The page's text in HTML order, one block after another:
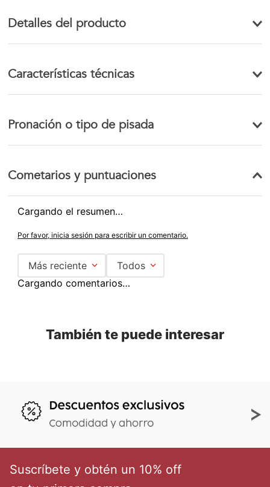
Detalles del producto
Características técnicas
Pronación o tipo de pisada
Cometarios y puntuaciones
Cargando el resumen…
Por favor, inicia sesión para escribir un comentario.
Más reciente
Todos
Cargando comentarios…
También te puede interesar
Suscríbete y obtén un 10% off